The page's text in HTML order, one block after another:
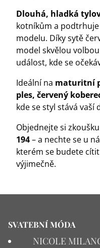
Dlouhá, hladká
kotníkům a
modelu. Díky sytě
model skvělou
událost, kde se
Ideální na maturitní
ples, červený
kde se styl stává vaší
Objednejte si
194– a nechte se u
kterém se budete
výjimečně.
SVATEBNÍ MÓDA
NICOLE